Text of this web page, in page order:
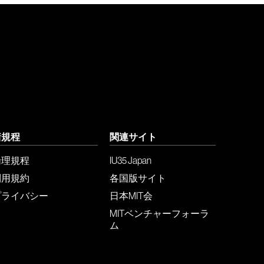
程
規程
規約
イバシー
関連サイト
IU35 Japan
各国版サイト
日本MIT会
MITベンチャーフォーラ
ム